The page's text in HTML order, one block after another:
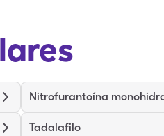
Tadalafilo